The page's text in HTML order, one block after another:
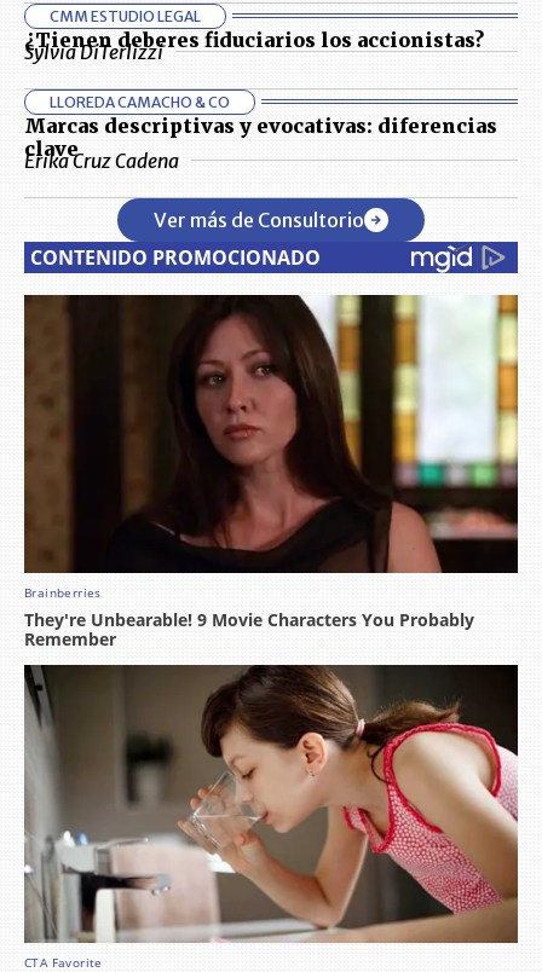
CMM ESTUDIO LEGAL
¿Tienen deberes fiduciarios los accionistas?
Sylvia DiTerlizzi
LLOREDA CAMACHO & CO
Marcas descriptivas y evocativas: diferencias
clave
Erika Cruz Cadena
Ver más de Consultorio